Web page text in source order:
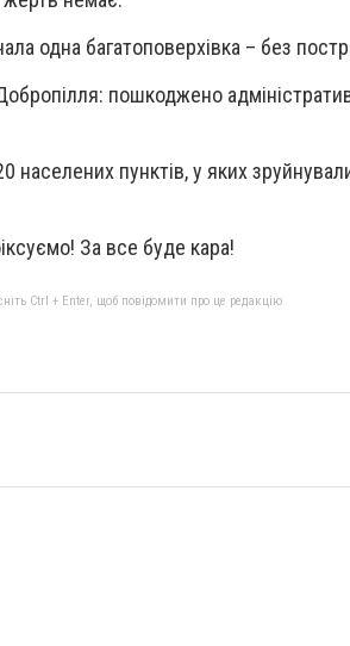
одна багатоповерхівка – без
пошкоджено
населених пунктів, у яких
За все буде кара!
Ctrl + Enter, щоб повідомити про це редакцію